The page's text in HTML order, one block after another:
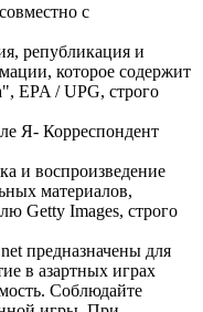
с
републикация и
которое содержит
EPA / UPG, строго
Я- Корреспондент
и воспроизведение
материалов,
Getty Images, строго
предназначены для
в азартных играх
Соблюдайте